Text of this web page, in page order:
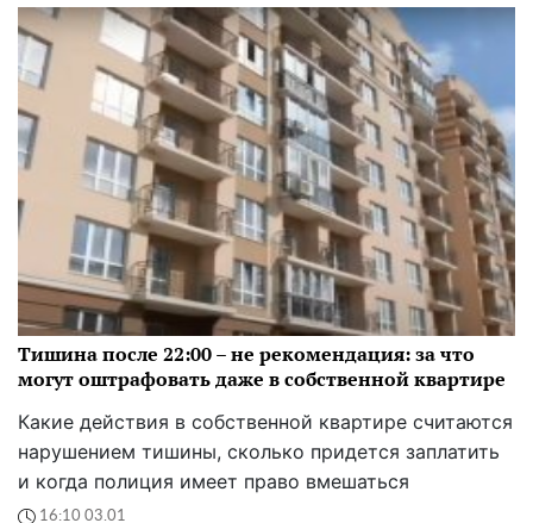
Тишина после 22:00 – не рекомендация: за что
могут оштрафовать даже в собственной квартире
Какие действия в собственной квартире считаются
нарушением тишины, сколько придется заплатить
и когда полиция имеет право вмешаться
16:10 03.01